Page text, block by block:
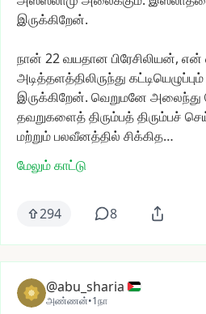
இருக்கிறேன்.
நான் 22வயதான பிரேசிலியன், என்
அடித்தளத்திலிருந்து கட்டியெழுப்பும்
இருக்கிறேன். வெறுமனே அலைந்து
தவறுகளைத்திரும்பத்திரும்பச்
மற்றும்பலவீனத்தில் சிக்கித…
மேலும் காட்டு
294 8
@abu_sharia
அண்ணன்•1நா